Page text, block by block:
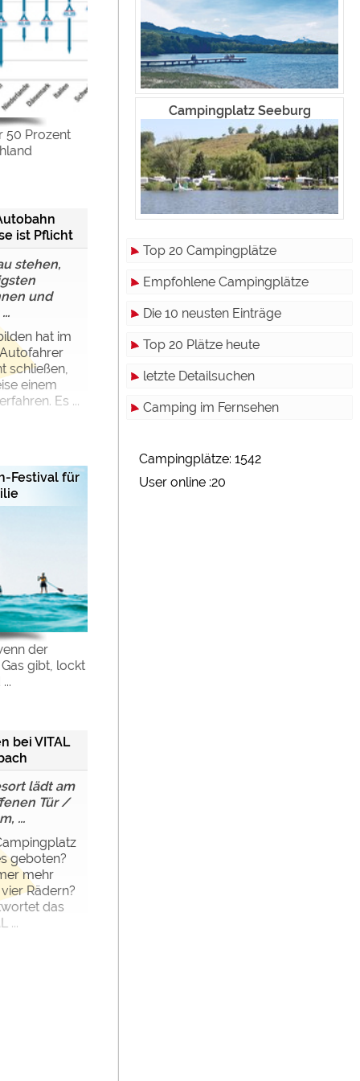
50 Prozent
ist Pflicht
stehen,
und
hat im
schließen,
einem
Es ...
Festival für
der
gibt, lockt
bei VITAL
lädt am
Tür /
...
geboten?
mehr
Rädern?
das
...
Campingplatz Seeburg
Top 20 Campingplätze
Empfohlene Campingplätze
Die 10 neusten Einträge
Top 20 Plätze heute
letzte Detailsuchen
Camping im Fernsehen
Campingplätze: 1542
User online :20